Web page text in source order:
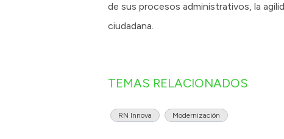
de sus procesos administrativos, la
ciudadana.
TEMAS RELACIONADOS
RN Innova Modernización